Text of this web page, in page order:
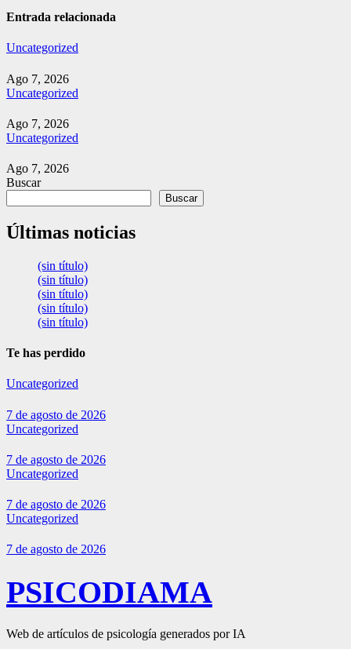
Entrada relacionada
Uncategorized
Ago 7, 2026
Uncategorized
Ago 7, 2026
Uncategorized
Ago 7, 2026
Buscar
Buscar
Últimas noticias
(sin título)
(sin título)
(sin título)
(sin título)
(sin título)
Te has perdido
Uncategorized
7 de agosto de 2026
Uncategorized
7 de agosto de 2026
Uncategorized
7 de agosto de 2026
Uncategorized
7 de agosto de 2026
PSICODIAMA
Web de artículos de psicología generados por IA